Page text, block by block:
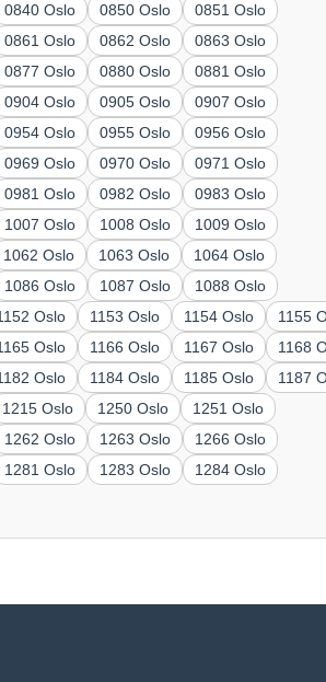
0840 Oslo 0850 Oslo
0851 Oslo
0861 Oslo 0862 Oslo
0863 Oslo
0877 Oslo 0880 Oslo
0881 Oslo
0904 Oslo 0905 Oslo
0907 Oslo
0954 Oslo 0955 Oslo
0956 Oslo
0969 Oslo 0970 Oslo
0971 Oslo
0981 Oslo 0982 Oslo
0983 Oslo
1007 Oslo 1008 Oslo
1009 Oslo
1062 Oslo 1063 Oslo
1064 Oslo
1086 Oslo 1087 Oslo
1088 Oslo
Oslo 1153 Oslo 1154 Oslo
1155
Oslo 1166 Oslo 1167 Oslo
1168
Oslo 1184 Oslo 1185 Oslo
1187
1215 Oslo 1250 Oslo
1251 Oslo
1262 Oslo 1263 Oslo
1266 Oslo
1281 Oslo 1283 Oslo
1284 Oslo